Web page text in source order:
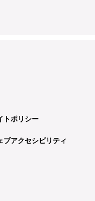
トポリシー
ブアクセシビリティ